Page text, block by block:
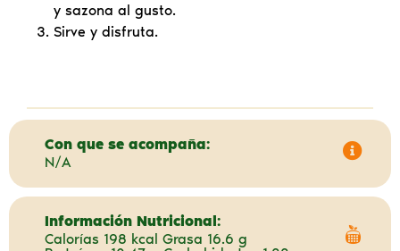
y sazona al gusto.
Sirve y disfruta.
Con que se acompaña:
N/A
Información Nutricional:
Calorías 198 kcal Grasa 16.6 g